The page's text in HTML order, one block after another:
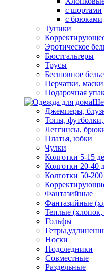
с шортами
с брюками
Туники
Эротическое
Бюстгальтеры
Трусы
Бесшовное белье
Перчатки, маски
Подарочная
Джемперы,
Топы,
Леггинсы,
Платья, юбки
Чулки
Колготки 5-15
Колготки 20-40
Колготки 50-
Фантазийные
Фантазийные
Теплые
Гольфы
Носки
Подследники
Совместные
Раздельные